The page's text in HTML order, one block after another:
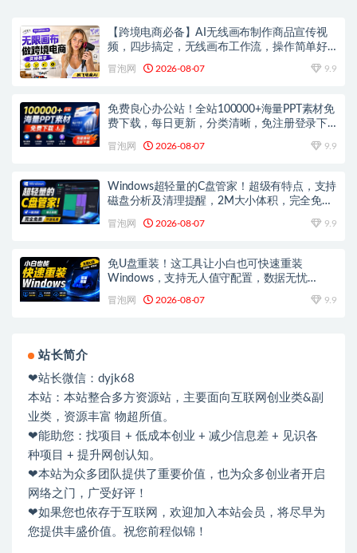
【跨境电商必备】AI无线画布制作商品宣传视
频，四步搞定，无线画布工作流，操作简单好
冒泡网 2026-08-07 9.9
免费良心办公站！全站100000+海量PPT素材免
费下载，每日更新，分类清晰，免注册登录下
冒泡网 2026-08-07 9.9
Windows超轻量的C盘管家！超级有特点，支持
磁盘分析及清理提醒，2M大小体积，完全免费
冒泡网 2026-08-07 9.9
免U盘重装！这工具让小白也可快速重装
Windows，支持无人值守配置，数据无忧
冒泡网 2026-08-07 9.9
站长简介
❤站长微信：dyjk68
本站：本站整合多方资源站，主要面向互联网创业类&副
业类，资源丰富 物超所值。
❤能助您：找项目 + 低成本创业 + 减少信息差 + 见识各
种项目 + 提升网创认知。
❤本站为众多团队提供了重要价值，也为众多创业者开启
网络之门，广受好评！
❤如果您也依存于互联网，欢迎加入本站会员，将尽早为
您提供丰盛价值。祝您前程似锦！